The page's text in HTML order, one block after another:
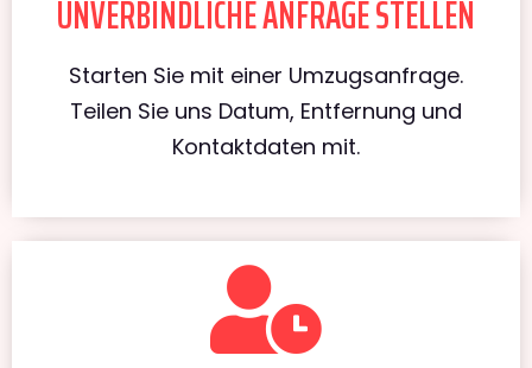
UNVERBINDLICHE ANFRAGE STELLEN
Starten Sie mit einer Umzugsanfrage.
Teilen Sie uns Datum, Entfernung und
Kontaktdaten mit.